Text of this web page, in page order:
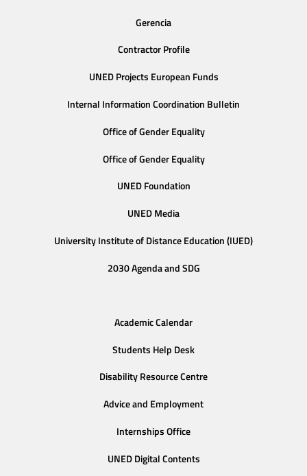
Gerencia
Contractor Profile
UNED Projects European Funds
Internal Information Coordination Bulletin
Office of Gender Equality
Office of Gender Equality
UNED Foundation
UNED Media
University Institute of Distance Education (IUED)
2030 Agenda and SDG
Academic Calendar
Students Help Desk
Disability Resource Centre
Advice and Employment
Internships Office
UNED Digital Contents